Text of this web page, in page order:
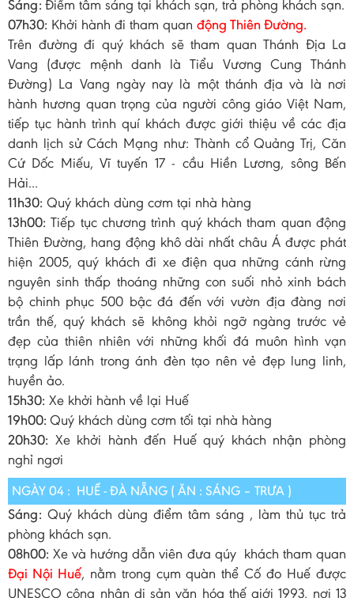
Sáng: Điểm tâm sáng tại khách sạn, trả phòng khách sạn.
07h30: Khởi hành đi tham quan động Thiên Đường.
Trên đường đi quý khách sẽ tham quan Thánh Địa La
Vang (được mệnh danh là Tiểu Vương Cung Thánh
Đường) La Vang ngày nay là một thánh địa và là nơi
hành hương quan trọng của người công giáo Việt Nam,
tiếp tục hành trình quí khách được giới thiệu về các địa
danh lịch sử Cách Mạng như: Thành cổ Quảng Trị, Căn
Cứ Dốc Miếu, Vĩ tuyến 17 - cầu Hiền Lương, sông Bến
Hải...
11h30: Quý khách dùng cơm tại nhà hàng
13h00: Tiếp tục chương trình quý khách tham quan động
Thiên Đường, hang động khô dài nhất châu Á được phát
hiện 2005, quý khách đi xe điện qua những cánh rừng
nguyên sinh thấp thoáng những con suối nhỏ xinh bách
bộ chinh phục 500 bậc đá đến với vườn địa đàng nơi
trần thế, quý khách sẽ không khỏi ngỡ ngàng trước vẻ
đẹp của thiên nhiên với những khối đá muôn hình vạn
trạng lấp lánh trong ánh đèn tạo nên vẻ đẹp lung linh,
huyền ảo.
15h30: Xe khởi hành về lại Huế
19h00: Quý khách dùng cơm tối tại nhà hàng
20h30: Xe khởi hành đến Huế quý khách nhận phòng
nghỉ ngơi
NGÀY 04 : HUẾ - ĐÀ NẴNG ( ĂN : SÁNG – TRƯA )
Sáng: Quý khách dùng điểm tâm sáng , làm thủ tục trả
phòng khách sạn.
08h00: Xe và hướng dẫn viên đưa qúy khách tham quan
Đại Nội Huế, nằm trong cụm quàn thể Cố đo Huế được
UNESCO công nhận di sản văn hóa thế giới 1993, nơi 13